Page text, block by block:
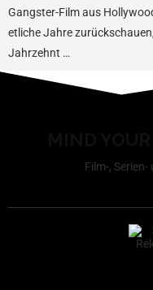
Gangster-Film aus
etliche Jahre
Jahrzehnt …
Film-,